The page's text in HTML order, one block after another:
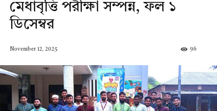
মেধাবৃত্তি পরীক্ষা সম্পন্ন, ফল ১
ডিসেম্বর
November 12, 2025 96